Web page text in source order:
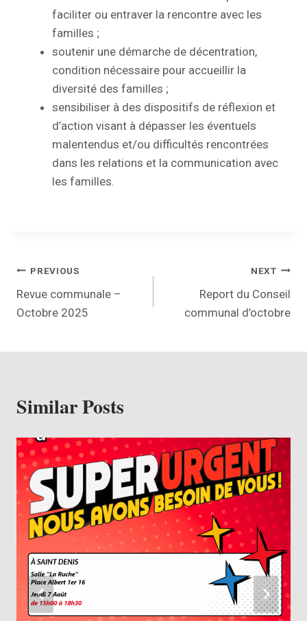
faciliter ou entraver la rencontre avec les
familles ;
soutenir une démarche de décentration,
condition nécessaire pour accueillir la
diversité des familles ;
sensibiliser à des dispositifs de réflexion et
d’action visant à dépasser les éventuels
malentendus et/ou difficultés rencontrées
dans les relations et la communication avec
les familles.
PREVIOUS
Revue communale –
Octobre 2025
NEXT
Report du Conseil
communal d’octobre
Similar Posts